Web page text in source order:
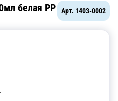
белая PP Арт. 1403-0002